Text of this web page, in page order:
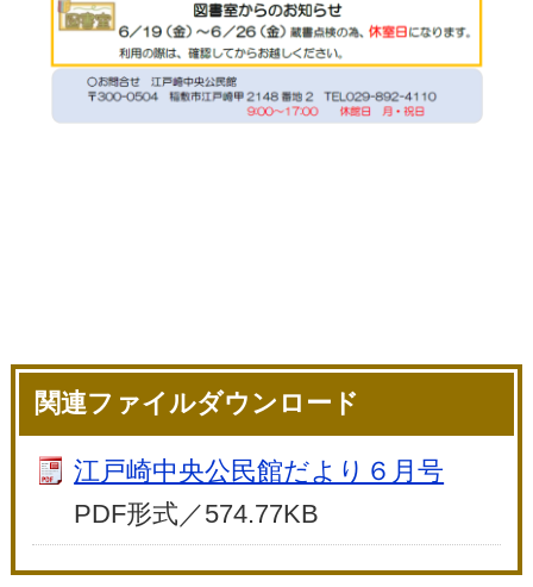
関連ファイルダウンロード
江戸崎中央公民館だより６月号
PDF形式／574.77KB